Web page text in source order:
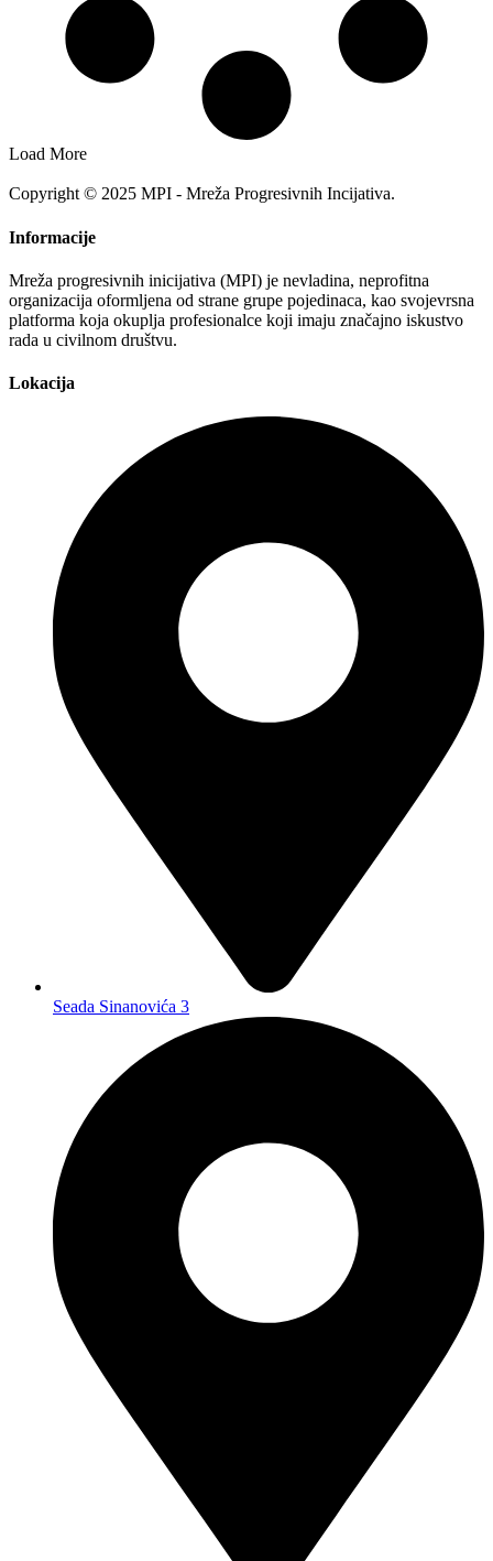
Load More
Copyright © 2025 MPI - Mreža Progresivnih Incijativa.
Informacije
Mreža progresivnih inicijativa (MPI) je nevladina, neprofitna
organizacija oformljena od strane grupe pojedinaca, kao svojevrsna
platforma koja okuplja profesionalce koji imaju značajno iskustvo
rada u civilnom društvu.
Lokacija
Seada Sinanovića 3